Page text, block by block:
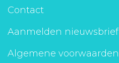
Contact
Aanmelden nieuwsbrief
Algemene voorwaarden